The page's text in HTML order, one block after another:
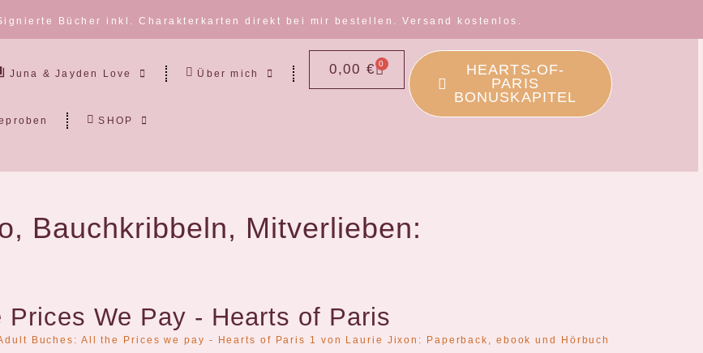
Bücher inkl. Charakterkarten direkt bei mir bestellen. Versand kostenlos.
Juna & Jayden Love Über mich
SHOP
0,00 € 0
HEARTS-OF-
PARIS
BONUSKAPITEL
Bauchkribbeln, Mitverlieben:
Prices We Pay - Hearts of Paris